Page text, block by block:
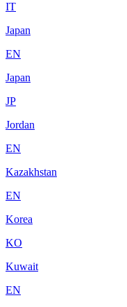
IT
Japan
EN
Japan
JP
Jordan
EN
Kazakhstan
EN
Korea
KO
Kuwait
EN